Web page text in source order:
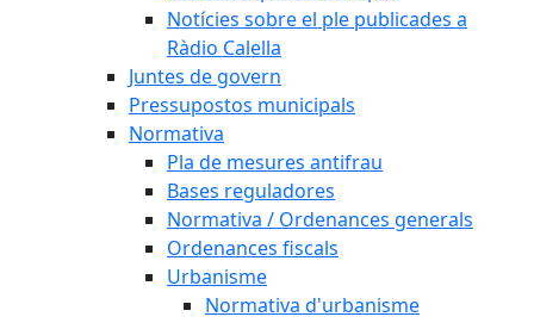
Notícies sobre el ple publicades a
Ràdio Calella
Juntes de govern
Pressupostos municipals
Normativa
Pla de mesures antifrau
Bases reguladores
Normativa / Ordenances generals
Ordenances fiscals
Urbanisme
Normativa d'urbanisme